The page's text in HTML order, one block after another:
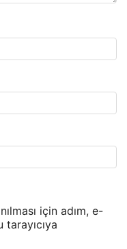
için adım, e-